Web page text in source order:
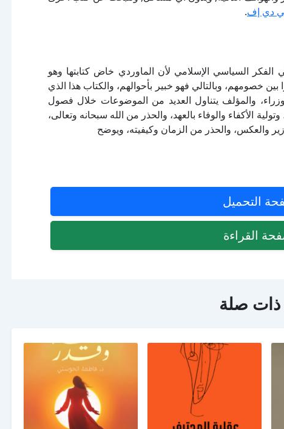
دي إف.
السياسي الإسلامي لأن الماوردي خاض كتابتها وهو
خصومهم، وبالتالي فهو خبير بأحوالهم، والكتاب هذا الذي
والمؤلف يتناول العديد من الموضوعات خلال فصول
الأكفاء والوفاء بالعهد، والحذر من الله سبحانه وتعالى،
والعكس، والحذر من الزمان وكيفيته، ويوضح
التحميل
القراءة
صلة